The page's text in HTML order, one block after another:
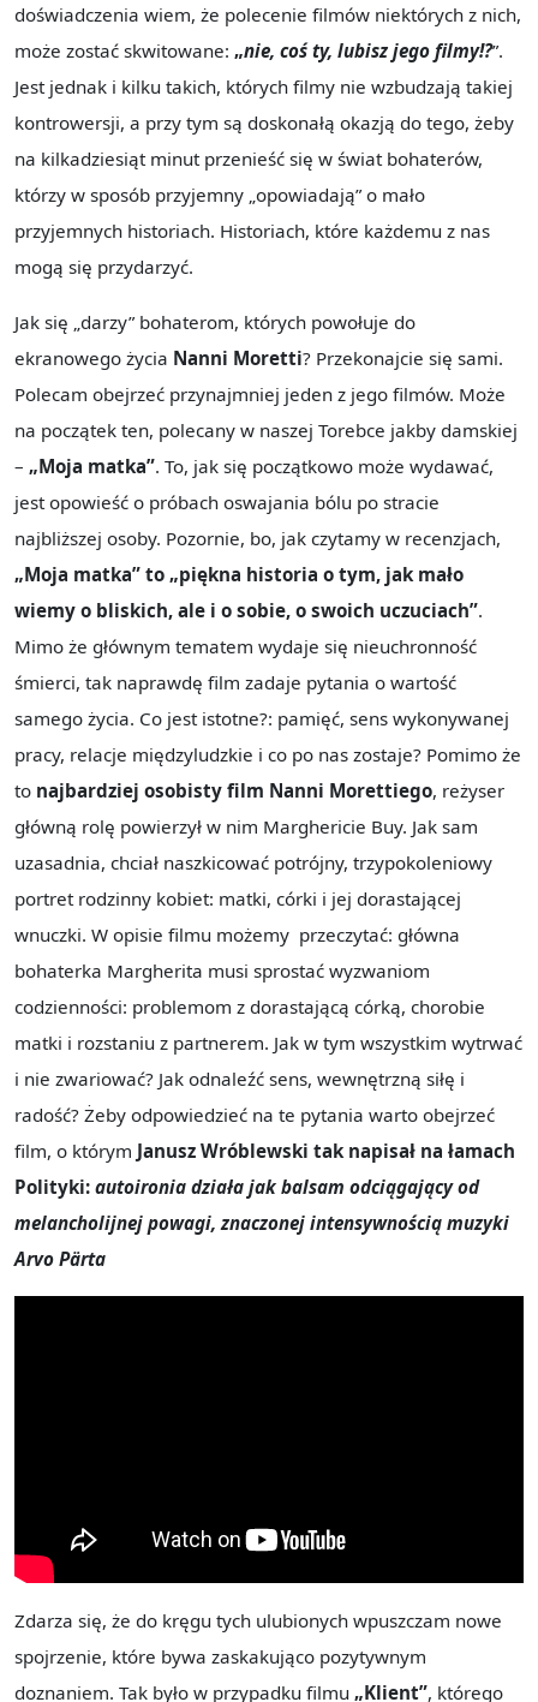
doświadczenia wiem, że polecenie filmów niektórych z nich,
może zostać skwitowane: „nie, coś ty, lubisz jego filmy!?”.
Jest jednak i kilku takich, których filmy nie wzbudzają takiej
kontrowersji, a przy tym są doskonałą okazją do tego, żeby
na kilkadziesiąt minut przenieść się w świat bohaterów,
którzy w sposób przyjemny „opowiadają” o mało
przyjemnych historiach. Historiach, które każdemu z nas
mogą się przydarzyć.
Jak się „darzy” bohaterom, których powołuje do
ekranowego życia Nanni Moretti? Przekonajcie się sami.
Polecam obejrzeć przynajmniej jeden z jego filmów. Może
na początek ten, polecany w naszej Torebce jakby damskiej
– „Moja matka”. To, jak się początkowo może wydawać,
jest opowieść o próbach oswajania bólu po stracie
najbliższej osoby. Pozornie, bo, jak czytamy w recenzjach,
„Moja matka” to „piękna historia o tym, jak mało
wiemy o bliskich, ale i o sobie, o swoich uczuciach”.
Mimo że głównym tematem wydaje się nieuchronność
śmierci, tak naprawdę film zadaje pytania o wartość
samego życia. Co jest istotne?: pamięć, sens wykonywanej
pracy, relacje międzyludzkie i co po nas zostaje? Pomimo że
to najbardziej osobisty film Nanni Morettiego, reżyser
główną rolę powierzył w nim Marghericie Buy. Jak sam
uzasadnia, chciał naszkicować potrójny, trzypokoleniowy
portret rodzinny kobiet: matki, córki i jej dorastającej
wnuczki. W opisie filmu możemy przeczytać: główna
bohaterka Margherita musi sprostać wyzwaniom
codzienności: problemom z dorastającą córką, chorobie
matki i rozstaniu z partnerem. Jak w tym wszystkim wytrwać
i nie zwariować? Jak odnaleźć sens, wewnętrzną siłę i
radość? Żeby odpowiedzieć na te pytania warto obejrzeć
film, o którym Janusz Wróblewski tak napisał na łamach
Polityki: autoironia działa jak balsam odciągający od
melancholijnej powagi, znaczonej intensywnością muzyki
Arvo Pärta
Zdarza się, że do kręgu tych ulubionych wpuszczam nowe
spojrzenie, które bywa zaskakująco pozytywnym
doznaniem. Tak było w przypadku filmu „Klient”, którego